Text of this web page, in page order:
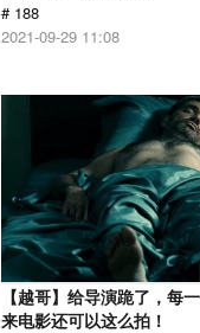
# 188
2021-09-29 11:08
【越哥】给导演跪了，每
来电影还可以这么拍！